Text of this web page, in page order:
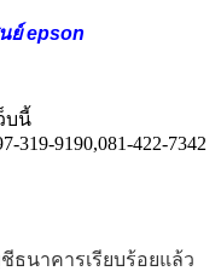
ย์ epson
บนี้
319-9190,081-422-7342
ธนาคารเรียบร้อยแล้ว